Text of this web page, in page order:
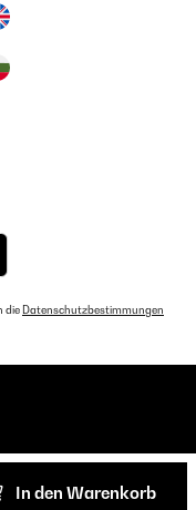
In den Warenkorb
die Datenschutzbestimmungen